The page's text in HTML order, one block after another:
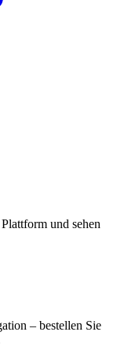
und sehen
– bestellen Sie